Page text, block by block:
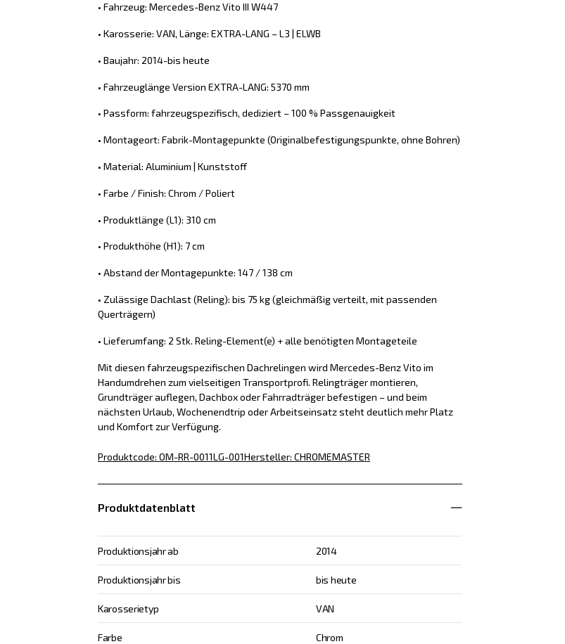
• Fahrzeug: Mercedes-Benz Vito III W447
• Karosserie: VAN, Länge: EXTRA-LANG – L3 | ELWB
• Baujahr: 2014-bis heute
• Fahrzeuglänge Version EXTRA-LANG: 5370 mm
• Passform: fahrzeugspezifisch, dediziert – 100 % Passgenauigkeit
• Montageort: Fabrik-Montagepunkte (Originalbefestigungspunkte, ohne Bohren)
• Material: Aluminium | Kunststoff
• Farbe / Finish: Chrom / Poliert
• Produktlänge (L1): 310 cm
• Produkthöhe (H1): 7 cm
• Abstand der Montagepunkte: 147 / 138 cm
• Zulässige Dachlast (Reling): bis 75 kg (gleichmäßig verteilt, mit passenden
Querträgern)
• Lieferumfang: 2 Stk. Reling-Element(e) + alle benötigten Montageteile
Mit diesen fahrzeugspezifischen Dachrelingen wird Mercedes-Benz Vito im
Handumdrehen zum vielseitigen Transportprofi. Relingträger montieren,
Grundträger auflegen, Dachbox oder Fahrradträger befestigen – und beim
nächsten Urlaub, Wochenendtrip oder Arbeitseinsatz steht deutlich mehr Platz
und Komfort zur Verfügung.
Produktcode: OM-RR-0011LG-001Hersteller: CHROMEMASTER
Produktdatenblatt
Produktionsjahr ab 2014
Produktionsjahr bis bis heute
Karosserietyp VAN
Farbe Chrom